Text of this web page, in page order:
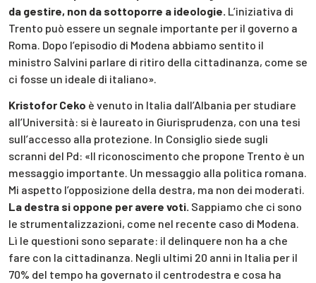
da gestire, non da sottoporre a ideologie. L’iniziativa di
Trento può essere un segnale importante per il governo a
Roma. Dopo l’episodio di Modena abbiamo sentito il
ministro Salvini parlare di ritiro della cittadinanza, come se
ci fosse un ideale di italiano».
Kristofor Ceko è venuto in Italia dall’Albania per studiare
all’Università: si è laureato in Giurisprudenza, con una tesi
sull’accesso alla protezione. In Consiglio siede sugli
scranni del Pd: «Il riconoscimento che propone Trento è un
messaggio importante. Un messaggio alla politica romana.
Mi aspetto l’opposizione della destra, ma non dei moderati.
La destra si oppone per avere voti. Sappiamo che ci sono
le strumentalizzazioni, come nel recente caso di Modena.
Lì le questioni sono separate: il delinquere non ha a che
fare con la cittadinanza. Negli ultimi 20 anni in Italia per il
70% del tempo ha governato il centrodestra e cosa ha